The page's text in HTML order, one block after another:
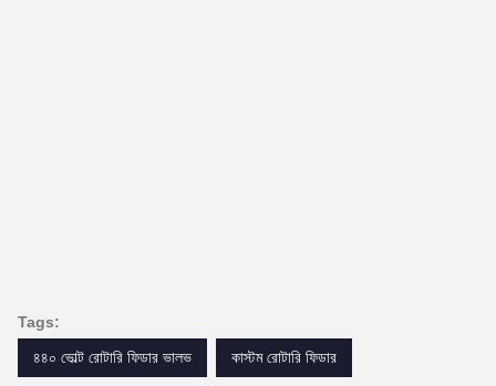
Tags:
৪৪০ ভোল্ট রোটারি ফিডার ভালভ
কাস্টম রোটারি ফিডার